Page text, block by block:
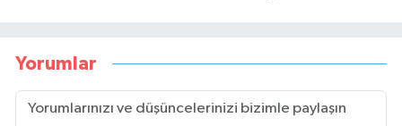
Yorumlar